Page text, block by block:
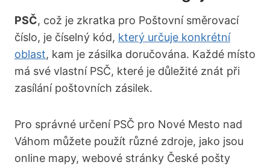
PSČ, což je ‌zkratka pro ​Poštovní směrovací
⁢číslo, ⁤je číselný kód, který určuje konkrétní​
oblast, kam ‍je zásilka doručována. Každé místo
má své ⁢vlastní PSČ, které je důležité znát při ​
zasílání poštovních zásilek.
Pro správné určení PSČ pro​ Nové Mesto nad​
Váhom ⁢můžete použít‍ různé zdroje, jako jsou
online mapy, webové stránky České⁣ pošty